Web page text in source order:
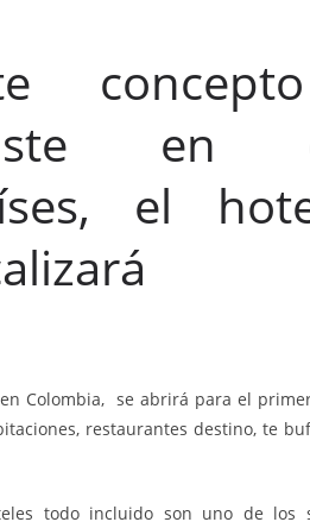
en
el
Colombia, se abrirá para el
restaurantes destino, te
todo incluido son uno de los